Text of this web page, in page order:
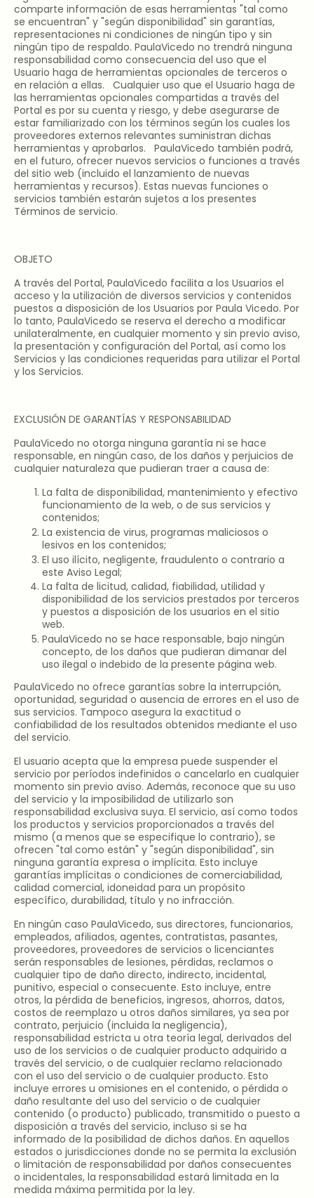
comparte información de esas herramientas "tal como
se encuentran" y "según disponibilidad" sin garantías,
representaciones ni condiciones de ningún tipo y sin
ningún tipo de respaldo. PaulaVicedo no trendrá ninguna
responsabilidad como consecuencia del uso que el
Usuario haga de herramientas opcionales de terceros o
en relación a ellas. Cualquier uso que el Usuario haga de
las herramientas opcionales compartidas a través del
Portal es por su cuenta y riesgo, y debe asegurarse de
estar familiarizado con los términos según los cuales los
proveedores externos relevantes suministran dichas
herramientas y aprobarlos. PaulaVicedo también podrá,
en el futuro, ofrecer nuevos servicios o funciones a través
del sitio web (incluido el lanzamiento de nuevas
herramientas y recursos). Estas nuevas funciones o
servicios también estarán sujetos a los presentes
Términos de servicio.
OBJETO
A través del Portal, PaulaVicedo facilita a los Usuarios el
acceso y la utilización de diversos servicios y contenidos
puestos a disposición de los Usuarios por Paula Vicedo. Por
lo tanto, PaulaVicedo se reserva el derecho a modificar
unilateralmente, en cualquier momento y sin previo aviso,
la presentación y configuración del Portal, así como los
Servicios y las condiciones requeridas para utilizar el Portal
y los Servicios.
EXCLUSIÓN DE GARANTÍAS Y RESPONSABILIDAD
PaulaVicedo no otorga ninguna garantía ni se hace
responsable, en ningún caso, de los daños y perjuicios de
cualquier naturaleza que pudieran traer a causa de:
La falta de disponibilidad, mantenimiento y efectivo
funcionamiento de la web, o de sus servicios y
contenidos;
La existencia de virus, programas maliciosos o
lesivos en los contenidos;
El uso ilícito, negligente, fraudulento o contrario a
este Aviso Legal;
La falta de licitud, calidad, fiabilidad, utilidad y
disponibilidad de los servicios prestados por terceros
y puestos a disposición de los usuarios en el sitio
web.
PaulaVicedo no se hace responsable, bajo ningún
concepto, de los daños que pudieran dimanar del
uso ilegal o indebido de la presente página web.
PaulaVicedo no ofrece garantías sobre la interrupción,
oportunidad, seguridad o ausencia de errores en el uso de
sus servicios. Tampoco asegura la exactitud o
confiabilidad de los resultados obtenidos mediante el uso
del servicio.
El usuario acepta que la empresa puede suspender el
servicio por períodos indefinidos o cancelarlo en cualquier
momento sin previo aviso. Además, reconoce que su uso
del servicio y la imposibilidad de utilizarlo son
responsabilidad exclusiva suya. El servicio, así como todos
los productos y servicios proporcionados a través del
mismo (a menos que se especifique lo contrario), se
ofrecen "tal como están" y "según disponibilidad", sin
ninguna garantía expresa o implícita. Esto incluye
garantías implícitas o condiciones de comerciabilidad,
calidad comercial, idoneidad para un propósito
específico, durabilidad, título y no infracción.
En ningún caso PaulaVicedo, sus directores, funcionarios,
empleados, afiliados, agentes, contratistas, pasantes,
proveedores, proveedores de servicios o licenciantes
serán responsables de lesiones, pérdidas, reclamos o
cualquier tipo de daño directo, indirecto, incidental,
punitivo, especial o consecuente. Esto incluye, entre
otros, la pérdida de beneficios, ingresos, ahorros, datos,
costos de reemplazo u otros daños similares, ya sea por
contrato, perjuicio (incluida la negligencia),
responsabilidad estricta u otra teoría legal, derivados del
uso de los servicios o de cualquier producto adquirido a
través del servicio, o de cualquier reclamo relacionado
con el uso del servicio o de cualquier producto. Esto
incluye errores u omisiones en el contenido, o pérdida o
daño resultante del uso del servicio o de cualquier
contenido (o producto) publicado, transmitido o puesto a
disposición a través del servicio, incluso si se ha
informado de la posibilidad de dichos daños. En aquellos
estados o jurisdicciones donde no se permita la exclusión
o limitación de responsabilidad por daños consecuentes
o incidentales, la responsabilidad estará limitada en la
medida máxima permitida por la ley.